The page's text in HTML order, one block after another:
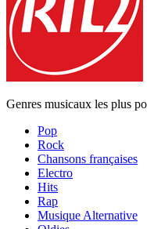
Genres musicaux les plus
Pop
Rock
Chansons françaises
Electro
Hits
Rap
Musique Alternative